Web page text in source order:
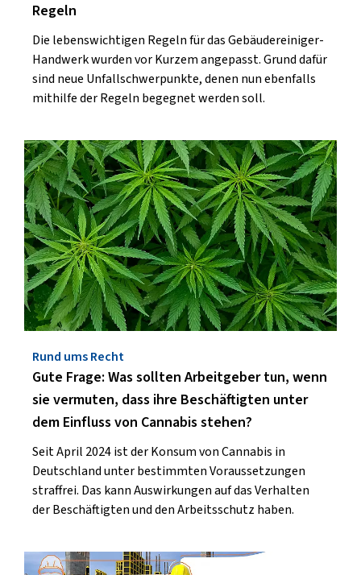
Regeln
Die lebenswichtigen Regeln für das Gebäudereiniger-
Handwerk wurden vor Kurzem angepasst. Grund dafür
sind neue Unfallschwerpunkte, denen nun ebenfalls
mithilfe der Regeln begegnet werden soll.
Rund ums Recht
Gute Frage: Was sollten Arbeitgeber tun, wenn
sie vermuten, dass ihre Beschäftigten unter
dem Einfluss von Cannabis stehen?
Seit April 2024 ist der Konsum von Cannabis in
Deutschland unter bestimmten Voraussetzungen
straffrei. Das kann Auswirkungen auf das Verhalten
der Beschäftigten und den Arbeitsschutz haben.